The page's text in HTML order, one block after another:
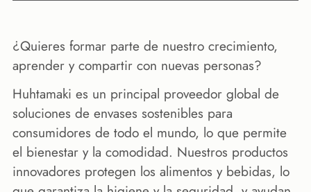
¿Quieres formar parte de nuestro crecimiento,
aprender y compartir con nuevas personas?
Huhtamaki es un principal proveedor global de
soluciones de envases sostenibles para
consumidores de todo el mundo, lo que permite
el bienestar y la comodidad. Nuestros productos
innovadores protegen los alimentos y bebidas, lo